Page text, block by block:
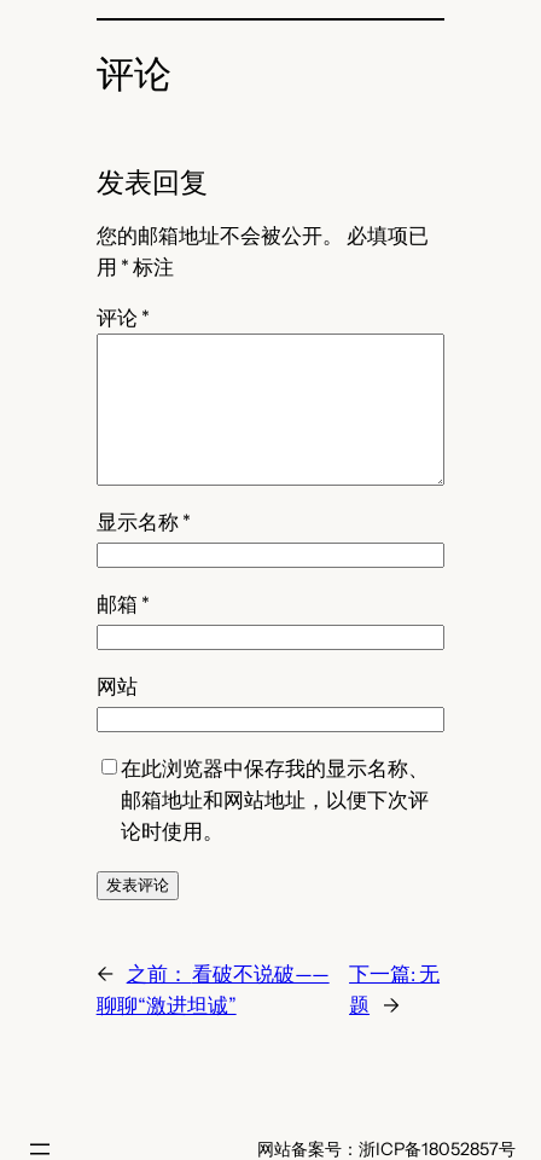
评论
发表回复
您的邮箱地址不会被公开。
必填项已
用 * 标注
评论 *
显示名称 *
邮箱 *
网站
在此浏览器中保存我的显示名称、
邮箱地址和网站地址，以便下次评
论时使用。
← 之前： 看破不说破——
聊聊“激进坦诚”
下一篇:无
题
→
网站备案号：浙ICP备18052857号